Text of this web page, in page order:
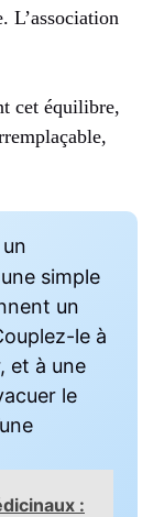
L’association
cet équilibre,
un
simple
un
le à
et à une
le
: